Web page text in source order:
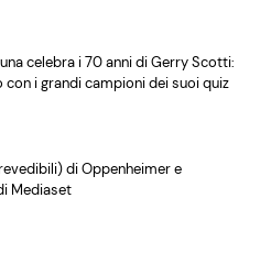
celebra i 70 anni di Gerry Scotti:
con i grandi campioni dei suoi quiz
di Oppenheimer e
Mediaset